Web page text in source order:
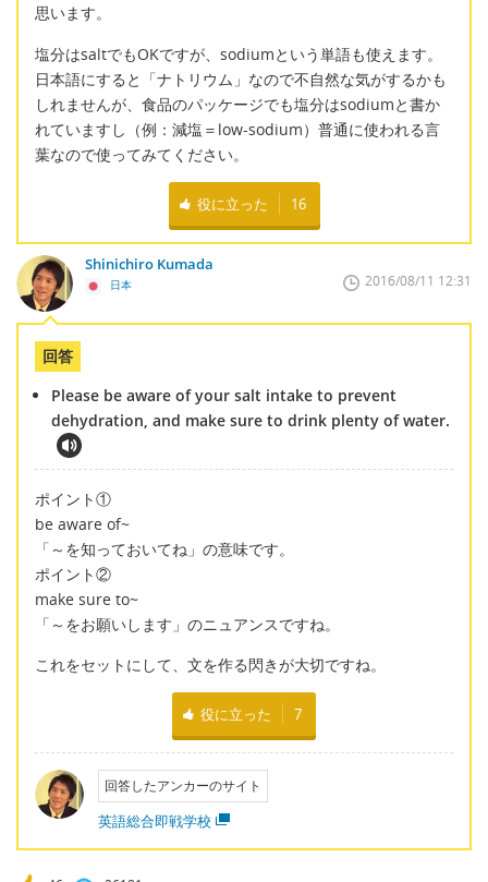
思います。
塩分はsaltでもOKですが、sodiumという単語も使えます。
日本語にすると「ナトリウム」なので不自然な気がするかも
しれませんが、食品のパッケージでも塩分はsodiumと書か
れていますし（例：減塩＝low-sodium）普通に使われる言
葉なので使ってみてください。
役に立った 16
Shinichiro Kumada
日本 2016/08/11 12:31
回答
Please be aware of your salt intake to prevent
dehydration, and make sure to drink plenty of water.
ポイント①
be aware of~
「～を知っておいてね」の意味です。
ポイント②
make sure to~
「～をお願いします」のニュアンスですね。
これをセットにして、文を作る閃きが大切ですね。
役に立った 7
回答したアンカーのサイト
英語総合即戦学校